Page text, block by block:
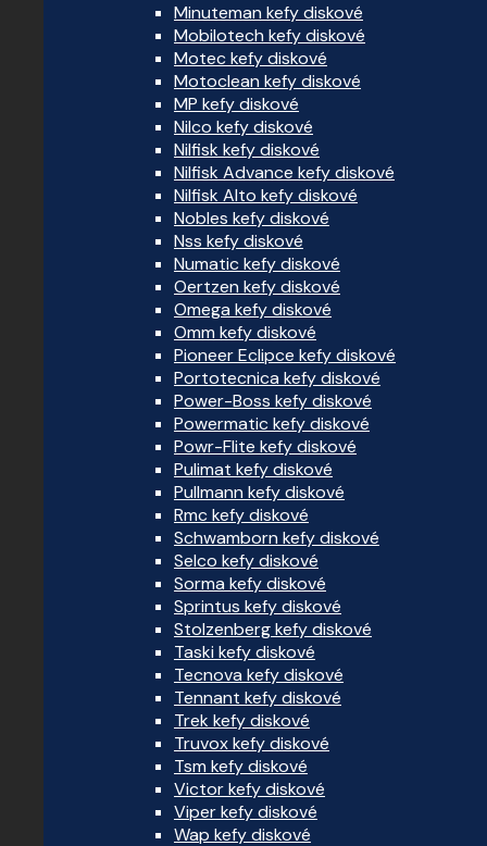
Minuteman kefy diskové
Mobilotech kefy diskové
Motec kefy diskové
Motoclean kefy diskové
MP kefy diskové
Nilco kefy diskové
Nilfisk kefy diskové
Nilfisk Advance kefy diskové
Nilfisk Alto kefy diskové
Nobles kefy diskové
Nss kefy diskové
Numatic kefy diskové
Oertzen kefy diskové
Omega kefy diskové
Omm kefy diskové
Pioneer Eclipce kefy diskové
Portotecnica kefy diskové
Power-Boss kefy diskové
Powermatic kefy diskové
Powr-Flite kefy diskové
Pulimat kefy diskové
Pullmann kefy diskové
Rmc kefy diskové
Schwamborn kefy diskové
Selco kefy diskové
Sorma kefy diskové
Sprintus kefy diskové
Stolzenberg kefy diskové
Taski kefy diskové
Tecnova kefy diskové
Tennant kefy diskové
Trek kefy diskové
Truvox kefy diskové
Tsm kefy diskové
Victor kefy diskové
Viper kefy diskové
Wap kefy diskové